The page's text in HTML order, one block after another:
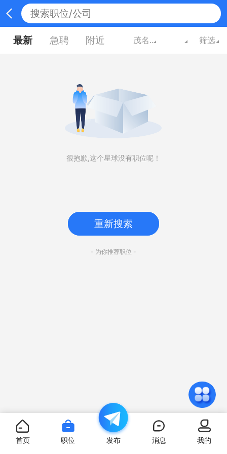
最新 急聘 附近 茂名广东 筛选
很抱歉,这个星球没有职位呢！
重新搜索
- 为你推荐职位 -
首页 职位 发布 消息 我的